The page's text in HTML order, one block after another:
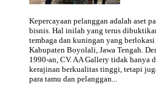
Kepercayaan pelanggan adalah aset
bisnis. Hal inilah yang terus
tembaga dan kuningan yang
Kabupaten Boyolali, Jawa Tengah.
1990-an, CV. AA Gallery tidak hanya
kerajinan berkualitas tinggi, tetapi
para tamu dan pelanggan...